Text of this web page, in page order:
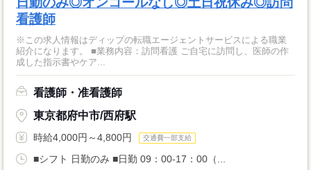
看護師
※この求人情報はディップの転職エージェントサービスによる職業
紹介になります。 ■業務内容：訪問看護 ご自宅に訪問し、医師の作
成した指示書やケア...
看護師・准看護師
東京都府中市/西府駅
時給4,000円～4,800円 交通費一部支給
■シフト 日勤のみ ■日勤 09：00-17：00（...